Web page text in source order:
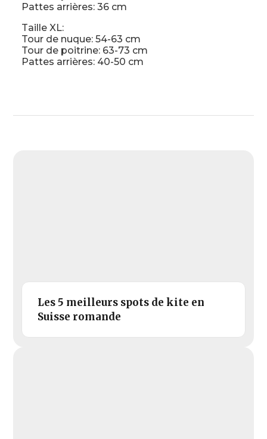
Pattes arrières: 36 cm
Taille XL:
Tour de nuque: 54-63 cm
Tour de poitrine: 63-73 cm
Pattes arrières: 40-50 cm
Les 5 meilleurs spots de kite en
Suisse romande